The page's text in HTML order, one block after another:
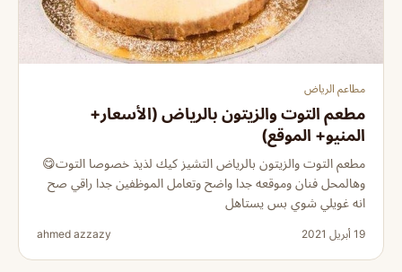
مطاعم الرياض
مطعم التوت والزيتون بالرياض (الأسعار+
المنيو+ الموقع)
مطعم التوت والزيتون بالرياض التشيز كيك لذيذ خصوصا التوت😋
وهالمحل فنان وموقعه جدا واضح وتعامل الموظفين جدا راقي صح
انه غويلي شوي بس يستاهل
19 أبريل 2021 ahmed azzazy